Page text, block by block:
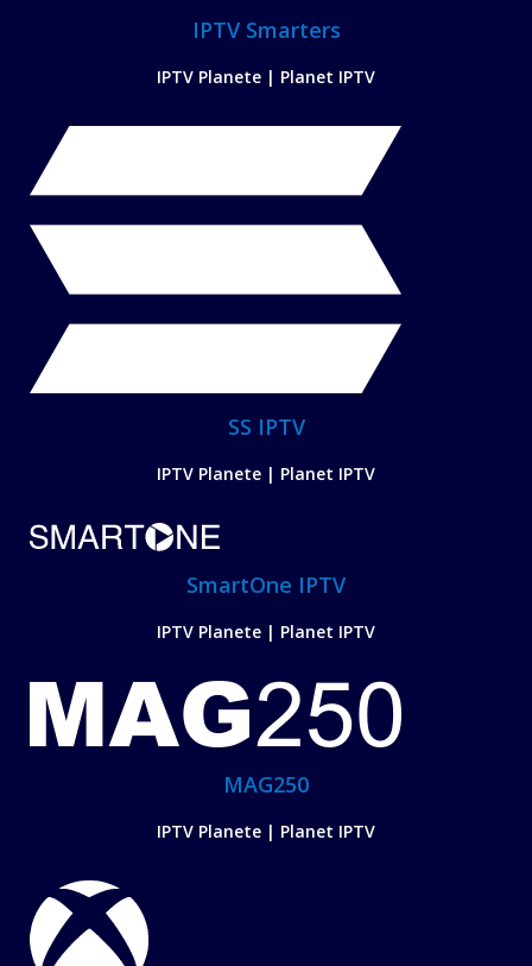
IPTV Smarters
IPTV Planete | Planet IPTV
SS IPTV
IPTV Planete | Planet IPTV
SmartOne IPTV
IPTV Planete | Planet IPTV
MAG250
IPTV Planete | Planet IPTV